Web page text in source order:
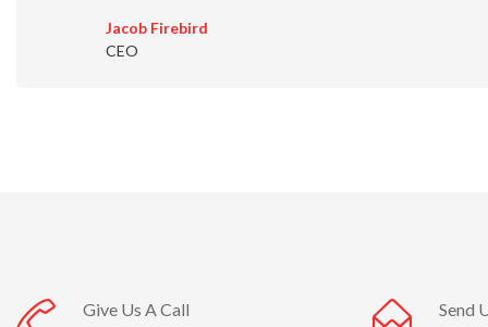
Jacob Firebird
CEO
Give Us A Call Send